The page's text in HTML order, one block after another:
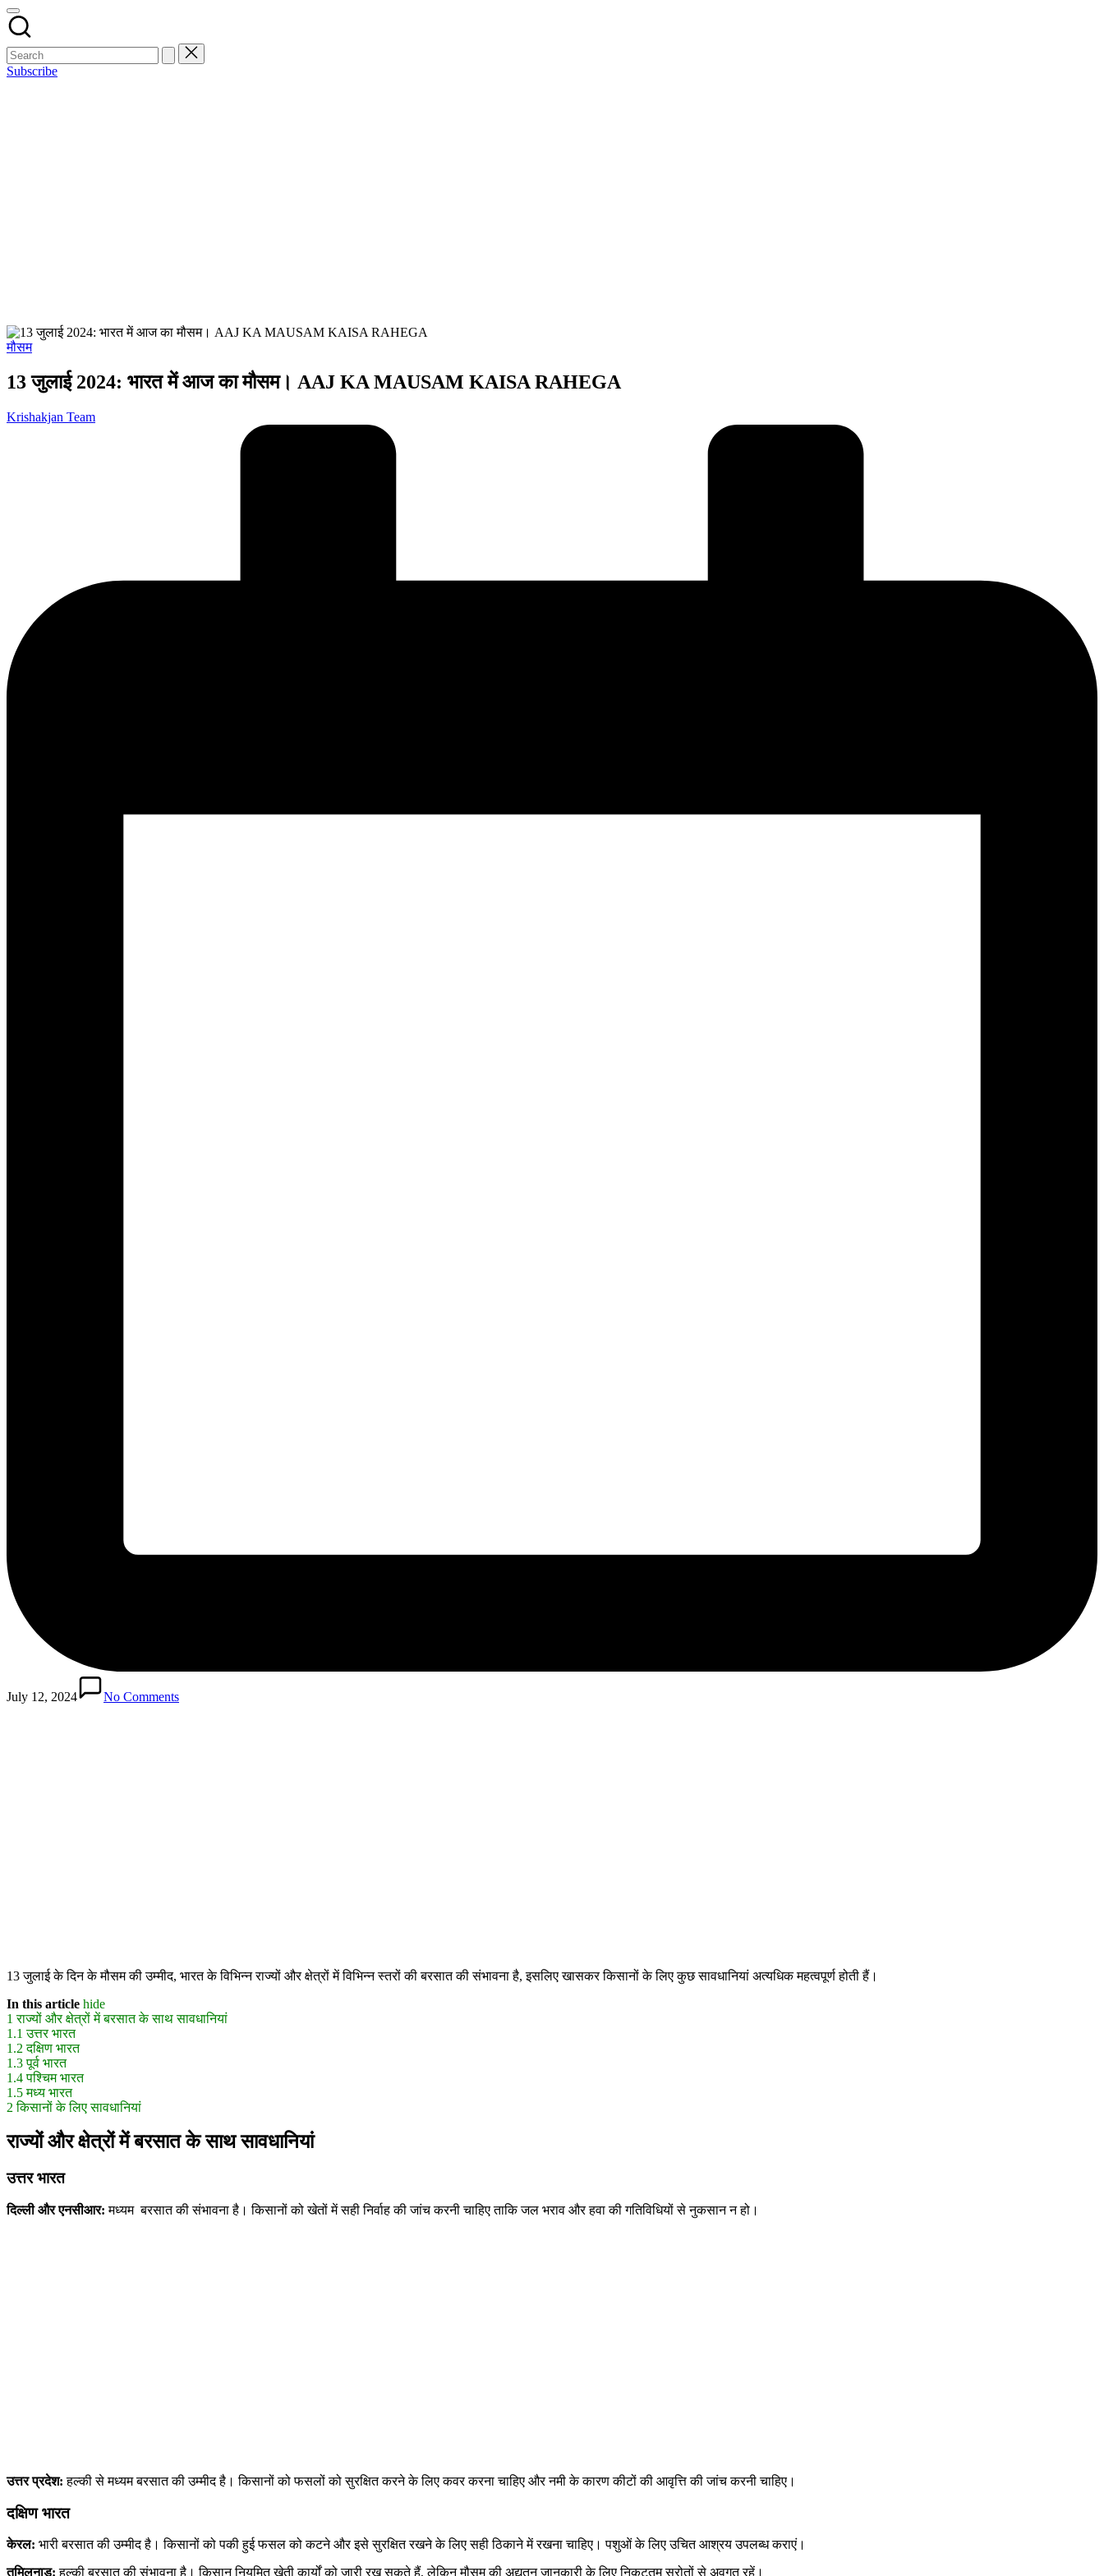
Subscribe
Posted
मौसम
13 जुलाई 2024: भारत में आज का मौसम। AAJ KA MAUSAM KAISA RAHEGA
Posted
Krishakjan Team
July 12, 2024 No Comments
13 जुलाई के दिन के मौसम की उम्मीद, भारत के विभिन्न राज्यों और क्षेत्रों में विभिन्न स्तरों की बरसात की संभावना है, इसलिए खासकर किसानों के लिए कुछ सावधानियां अत्यधिक महत्वपूर्ण होती हैं।
In this article hide
1 राज्यों और क्षेत्रों में बरसात के साथ सावधानियां
1.1 उत्तर भारत
1.2 दक्षिण भारत
1.3 पूर्व भारत
1.4 पश्चिम भारत
1.5 मध्य भारत
2 किसानों के लिए सावधानियां
राज्यों और क्षेत्रों में बरसात के साथ सावधानियां
उत्तर भारत
दिल्ली और एनसीआर: मध्यम बरसात की संभावना है। किसानों को खेतों में सही निर्वाह की जांच करनी चाहिए ताकि जल भराव और हवा की गतिविधियों से नुकसान न हो।
उत्तर प्रदेश: हल्की से मध्यम बरसात की उम्मीद है। किसानों को फसलों को सुरक्षित करने के लिए कवर करना चाहिए और नमी के कारण कीटों की आवृत्ति की जांच करनी चाहिए।
दक्षिण भारत
केरल: भारी बरसात की उम्मीद है। किसानों को पकी हुई फसल को कटने और इसे सुरक्षित रखने के लिए सही ठिकाने में रखना चाहिए। पशुओं के लिए उचित आश्रय उपलब्ध कराएं।
तमिलनाडु: हल्की बरसात की संभावना है। किसान नियमित खेती कार्यों को जारी रख सकते हैं, लेकिन मौसम की अद्यतन जानकारी के लिए निकटतम स्रोतों से अवगत रहें।